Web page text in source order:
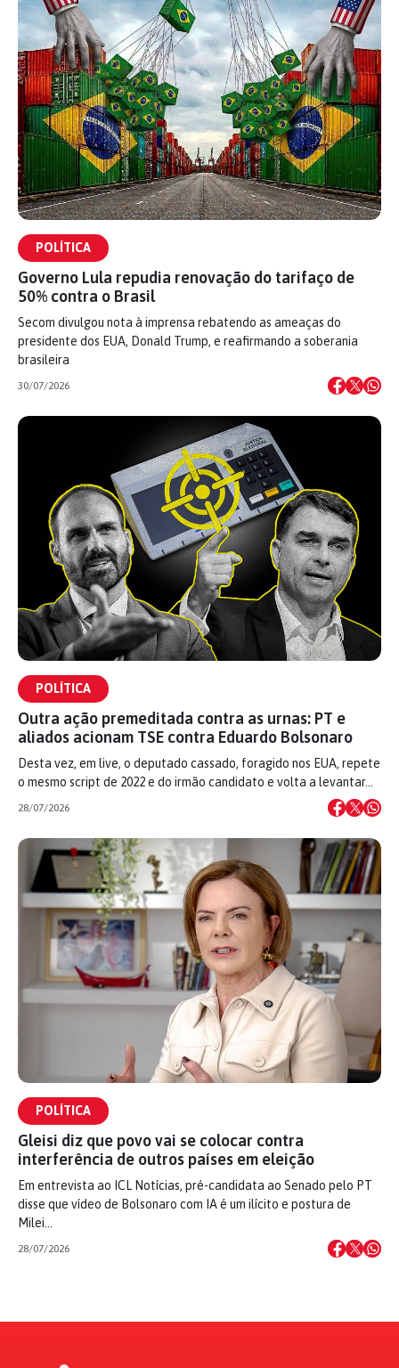
POLÍTICA
Governo Lula repudia renovação do tarifaço de
50% contra o Brasil
Secom divulgou nota à imprensa rebatendo as ameaças do
presidente dos EUA, Donald Trump, e reafirmando a soberania
brasileira
30/07/2026
POLÍTICA
Outra ação premeditada contra as urnas: PT e
aliados acionam TSE contra Eduardo Bolsonaro
Desta vez, em live, o deputado cassado, foragido nos EUA, repete
o mesmo script de 2022 e do irmão candidato e volta a levantar…
28/07/2026
POLÍTICA
Gleisi diz que povo vai se colocar contra
interferência de outros países em eleição
Em entrevista ao ICL Notícias, pré-candidata ao Senado pelo PT
disse que vídeo de Bolsonaro com IA é um ilícito e postura de
Milei…
28/07/2026